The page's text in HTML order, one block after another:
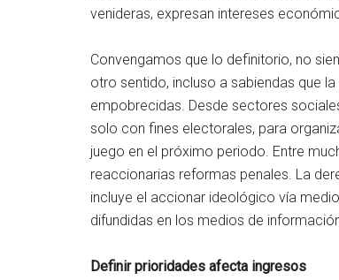
venideras, expresan intereses
Convengamos que lo definitorio, no
otro sentido, incluso a sabiendas que
empobrecidas. Desde sectores
solo con fines electorales, para
juego en el próximo periodo. Entre
reaccionarias reformas penales. La
incluye el accionar ideológico vía
difundidas en los medios de
Definir prioridades afecta ingresos